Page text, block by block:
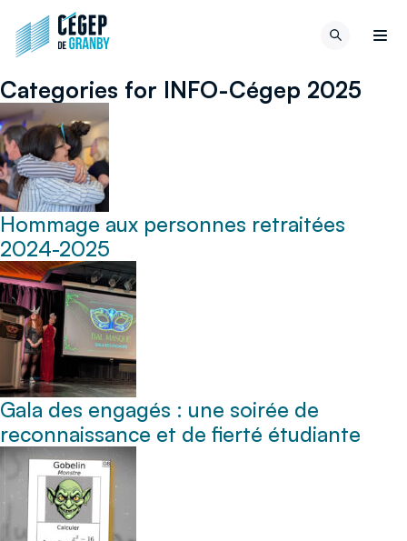
Aller au contenu
page
Categories for INFO-Cégep 2025
Hommage aux personnes retraitées
2024-2025
Gala des engagés : une soirée de
reconnaissance et de fierté étudiante